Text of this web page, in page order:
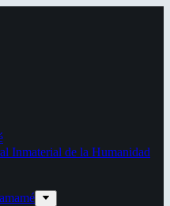
Inmaterial de la Humanidad